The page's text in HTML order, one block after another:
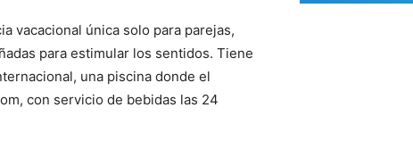
vacacional única solo para parejas,
para estimular los sentidos. Tiene
una piscina donde el
con servicio de bebidas las 24